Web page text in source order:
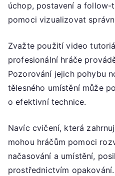
úchop, postavení a follow-
pomoci vizualizovat
Zvažte použití video
profesionální hráče
Pozorování jejich pohybu
tělesného umístění může
o efektivní technice.
Navíc cvičení, která
mohou hráčům pomoci
načasování a umístění,
prostřednictvím opakování.